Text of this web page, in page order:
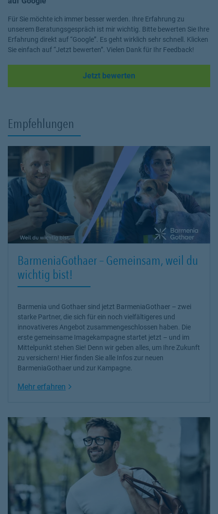
Für Sie möchte ich immer besser werden. Ihre Erfahrung zu
unserem Beratungsgespräch ist mir wichtig. Bitte bewerten Sie Ihre
Erfahrung direkt auf “Google”. Es geht wirklich sehr schnell. Klicken
Sie einfach auf “Jetzt bewerten”. Vielen Dank für Ihr Feedback!
Jetzt bewerten
Empfehlungen
BarmeniaGothaer – Gemeinsam, weil du
wichtig bist!
Barmenia und Gothaer sind jetzt BarmeniaGothaer – zwei
starke Partner, die sich für ein noch vielfältigeres und
innovativeres Angebot zusammengeschlossen haben. Die
erste gemeinsame Imagekampagne startet jetzt – und im
Mittelpunkt stehen Sie! Denn wir geben alles, um Ihre Zukunft
zu versichern! Hier finden Sie alle Infos zur neuen
BarmeniaGothaer und zur Kampagne.
Mehr erfahren Link Opens in New Tab